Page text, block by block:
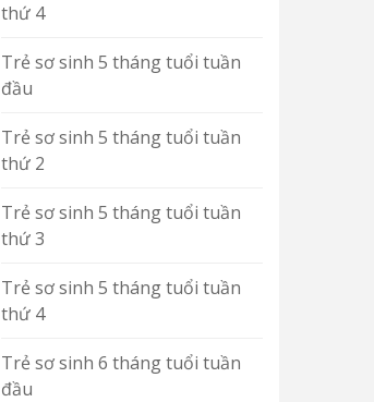
thứ 4
Trẻ sơ sinh 5 tháng tuổi tuần
đầu
Trẻ sơ sinh 5 tháng tuổi tuần
thứ 2
Trẻ sơ sinh 5 tháng tuổi tuần
thứ 3
Trẻ sơ sinh 5 tháng tuổi tuần
thứ 4
Trẻ sơ sinh 6 tháng tuổi tuần
đầu